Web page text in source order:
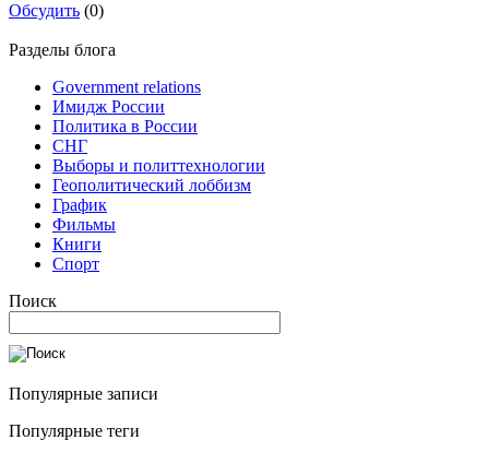
Обсудить (0)
Разделы блога
Government relations
Имидж России
Политика в России
СНГ
Выборы и политтехнологии
Геополитический лоббизм
График
Фильмы
Книги
Спорт
Поиск
Популярные записи
Популярные теги